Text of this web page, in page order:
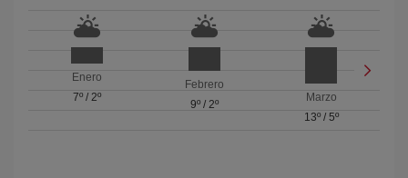
Enero
7º/ 2º
Febrero
9º/ 2º
Marzo
13º/ 5º